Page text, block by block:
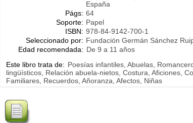
España
Págs: 64
Soporte: Papel
ISBN: 978-84-9142-700-1
Seleccionado por: Fundación Germán Sánchez
Edad recomendada: De 9 a 11 años
Este libro trata de: Poesías infantiles, Abuelas,
lingüísticos, Relación abuela-nietos, Costura, Aficiones,
Familiares, Recuerdos, Añoranza, Afectos, Niñas